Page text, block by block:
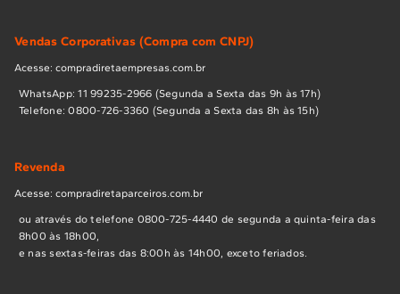
Vendas Corporativas (Compra com CNPJ)
Acesse: compradiretaempresas.com.br
WhatsApp: 11 99235-2966 (Segunda a Sexta das 9h às 17h)
Telefone: 0800-726-3360 (Segunda a Sexta das 8h às 15h)
Revenda
Acesse: compradiretaparceiros.com.br
ou através do telefone 0800-725-4440 de segunda a quinta-feira das
8h00 às 18h00,
e nas sextas-feiras das 8:00h às 14h00, exceto feriados.